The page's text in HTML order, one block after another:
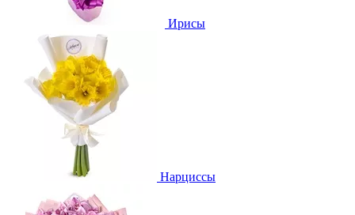
Ирисы
Нарциссы